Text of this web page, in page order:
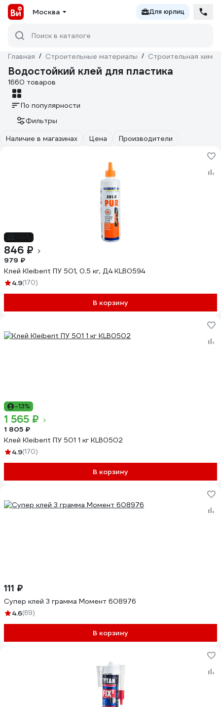
Москва Для юрлиц
Поиск в каталоге
Главная / Строительные материалы / Строительная химия
Водостойкий клей для пластика
1660 товаров
По популярности
Фильтры
Наличие в магазинах
Цена Производители
846 ₽
979 ₽
Клей Kleiberit ПУ 501, 0.5 кг, Д4 KLB0594
4.9(170)
В корзину
-13%
1 565 ₽
1 805 ₽
Клей Kleiberit ПУ 501 1 кг KLB0502
4.9(170)
В корзину
111 ₽
Супер клей 3 грамма Момент 608976
4.6(69)
В корзину